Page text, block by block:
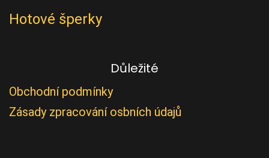
Hotové šperky
Důležité
Obchodní podmínky
Zásady zpracování osbních údajů